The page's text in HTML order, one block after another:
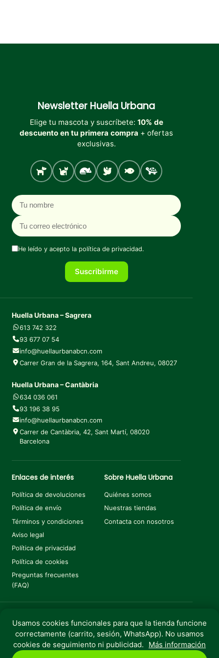
Newsletter Huella Urbana
Elige tu mascota y suscríbete: 10% de
descuento en tu primera compra + ofertas
exclusivas.
Perro Gato Roedores
Aves PecesTortugas
Nombre
Correo electrónico
He leído y acepto la política de privacidad.
Suscribirme
Huella Urbana – Sagrera
613 742 322
93 677 07 54
info@huellaurbanabcn.com
Carrer Gran de la Sagrera, 164, Sant Andreu, 08027
Huella Urbana – Cantàbria
634 036 061
93 196 38 95
info@huellaurbanabcn.com
Carrer de Cantàbria, 42, Sant Martí, 08020
Barcelona
Enlaces de interés
Política de devoluciones
Política de envío
Términos y condiciones
Aviso legal
Política de privacidad
Política de cookies
Preguntas frecuentes
(FAQ)
Sobre Huella Urbana
Quiénes somos
Nuestras tiendas
Contacta con nosotros
Copyright © 2025 Huella Urbana. Todos los derechos
reservados.
Usamos cookies funcionales para que la tienda funcione
correctamente (carrito, sesión, WhatsApp). No usamos
cookies de seguimiento ni publicidad.
Más información
€20,50 Añadir al carrito